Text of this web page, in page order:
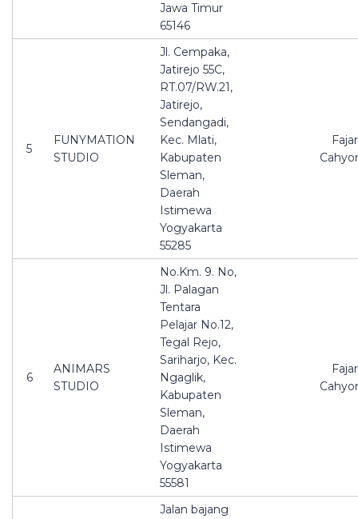
Jawa Timur
65146
5
FUNYMATION
STUDIO
Jl. Cempaka,
Jatirejo 55C,
RT.07/RW.21,
Jatirejo,
Sendangadi,
Kec. Mlati,
Kabupaten
Sleman,
Daerah
Istimewa
Yogyakarta
55285
Fajar
6
ANIMARS
STUDIO
No.Km. 9. No,
Jl. Palagan
Tentara
Pelajar No.12,
Tegal Rejo,
Sariharjo, Kec.
Ngaglik,
Kabupaten
Sleman,
Daerah
Istimewa
Yogyakarta
55581
Fajar
Jalan bajang